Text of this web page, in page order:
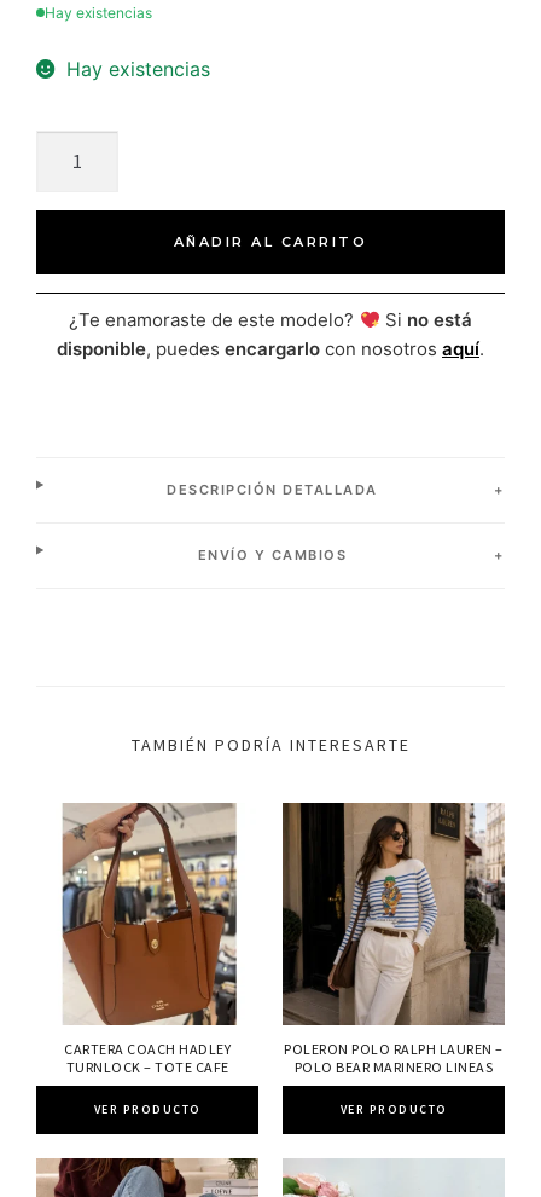
Hay existencias
Hay existencias
AÑADIR AL CARRITO
¿Te enamoraste de este modelo? Si no está
disponible, puedes encargarlo con nosotros aquí.
DESCRIPCIÓN DETALLADA
ENVÍO Y CAMBIOS
TAMBIÉN PODRÍA INTERESARTE
CARTERA COACH HADLEY
TURNLOCK – TOTE CAFE
VER PRODUCTO
POLERON POLO RALPH LAUREN –
POLO BEAR MARINERO LINEAS
VER PRODUCTO